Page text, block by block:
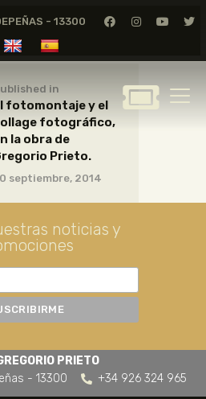
- 13300
MUSEO
DIBUJO
in
fotomontaje y el
fotográfico,
la obra de
Prieto.
septiembre, 2014
noticias y
PRIETO
- 13300
+34 926 324 965